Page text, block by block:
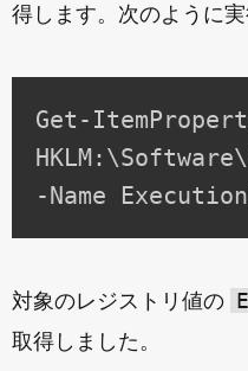
得します。次のように実
Get-
-Name
対象のレジストリ値の
取得しました。